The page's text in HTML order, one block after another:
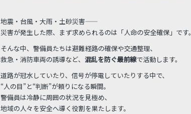
地震・台風・大雨・土砂災害――
災害が発生した際、まず求められるのは「人命の安全確保」です。
そんな中、警備員たちは避難経路の確保や交通整理、
救急・消防車両の誘導など、 混乱を防ぐ最前線で活動します。
道路が冠水していたり、信号が停電していたりする中で、
“人の目”と“判断”が頼りになる瞬間。
警備員は冷静に周囲の状況を見極め、
地域の人々を安全へ導く役割を果たします。